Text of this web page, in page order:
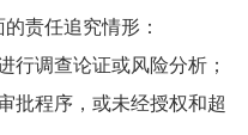
责任追究情形：
行调查论证或风险分析；
批程序，或未经授权和超